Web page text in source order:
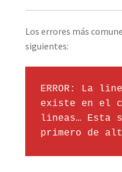
Los errores más
siguientes:
ERROR: La
existe en el
lineas… Esta
primero de